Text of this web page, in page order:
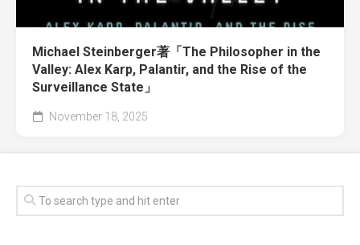
Michael Steinberger著「The Philosopher in the
Valley: Alex Karp, Palantir, and the Rise of the
Surveillance State」
November 18, 2025